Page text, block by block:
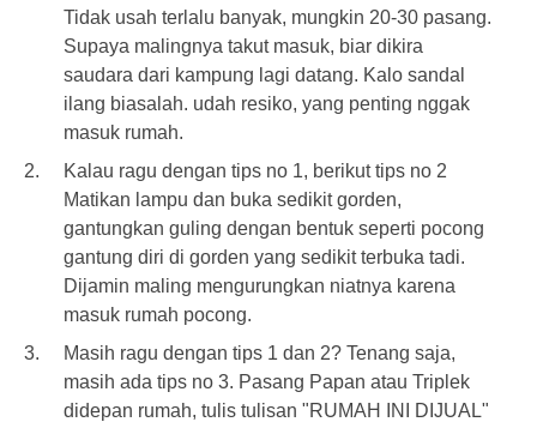
Tidak usah terlalu banyak, mungkin 20-30 pasang.
Supaya malingnya takut masuk, biar dikira
saudara dari kampung lagi datang. Kalo sandal
ilang biasalah. udah resiko, yang penting nggak
masuk rumah.
Kalau ragu dengan tips no 1, berikut tips no 2
Matikan lampu dan buka sedikit gorden,
gantungkan guling dengan bentuk seperti pocong
gantung diri di gorden yang sedikit terbuka tadi.
Dijamin maling mengurungkan niatnya karena
masuk rumah pocong.
Masih ragu dengan tips 1 dan 2? Tenang saja,
masih ada tips no 3. Pasang Papan atau Triplek
didepan rumah, tulis tulisan "RUMAH INI DIJUAL"